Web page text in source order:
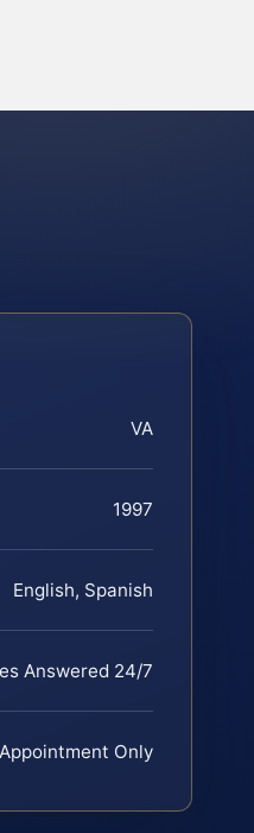
VA
1997
English, Spanish
Answered 24/7
Only